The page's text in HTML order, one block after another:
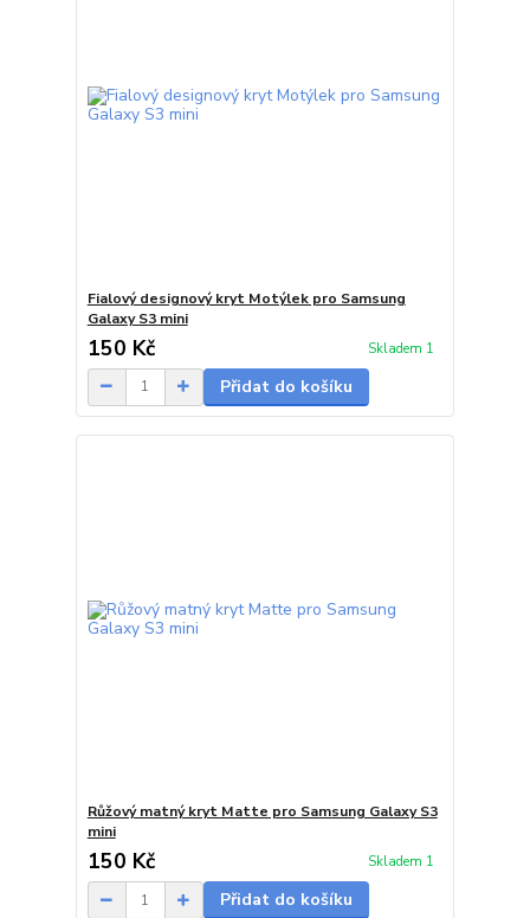
Fialový designový kryt Motýlek pro Samsung
Galaxy S3 mini
150 Kč Skladem 1
Přidat do košíku
Růžový matný kryt Matte pro Samsung Galaxy S3
mini
150 Kč Skladem 1
Přidat do košíku